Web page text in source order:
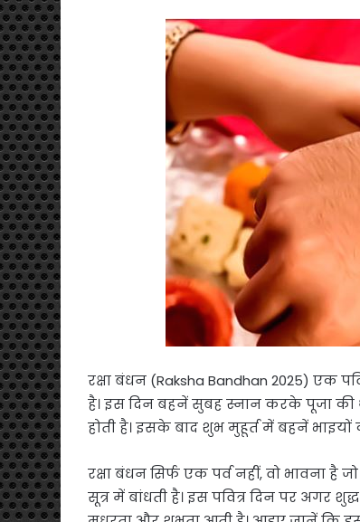
रक्षा बंधन (Raksha Bandhan 2025) एक
है। इस दिन बहनें सुबह स्नान करके पूजा की
होती है। इसके बाद शुभ मुहूर्त में बहनें भाइयों
रक्षा बंधन सिर्फ एक पर्व नहीं, वो भावना
सूत्र में बांधती है। इस पवित्र दिन पर अगर